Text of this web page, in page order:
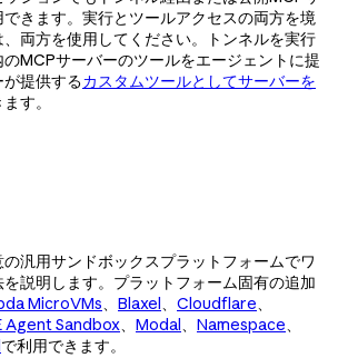
きます。実行とツールアクセスの両方を境
両方を使用してください。トンネルを実行
MCPサーバーのツールをエージェントに提
提供するカスタムツールとしてサーバーを
す。
汎用サンドボックスプラットフォームでワ
説明します。プラットフォーム固有の追加
MicroVMs、 Blaxel 、 Cloudflare、
Agent Sandbox、 Modal 、 Namespace、
で利用できます。